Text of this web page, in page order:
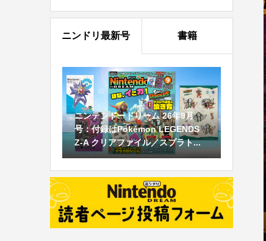
ニンドリ最新号 書籍
ニンテンドードリーム 26年9月
号：付録はPokémon LEGENDS
Z-A クリアファイル／スプラト...